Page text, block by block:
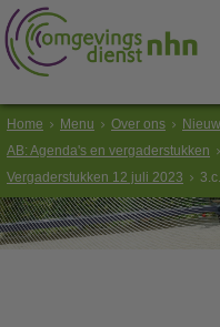
Home Menu Over ons
AB: Agenda's en vergaderstukken
Vergaderstukken 12 juli 2023